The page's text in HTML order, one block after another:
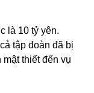
là 10 tỷ yên.
tập đoàn đã bị
thiết đến vụ